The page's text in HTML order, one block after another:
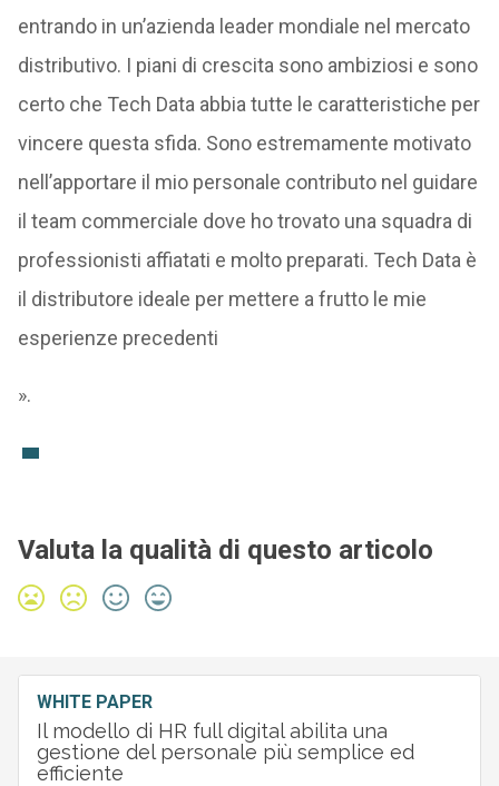
entrando in un’azienda leader mondiale nel mercato
distributivo. I piani di crescita sono ambiziosi e sono
certo che Tech Data abbia tutte le caratteristiche per
vincere questa sfida. Sono estremamente motivato
nell’apportare il mio personale contributo nel guidare
il team commerciale dove ho trovato una squadra di
professionisti affiatati e molto preparati. Tech Data è
il distributore ideale per mettere a frutto le mie
esperienze precedenti
».
Valuta la qualità di questo articolo
WHITE PAPER
Il modello di HR full digital abilita una
gestione del personale più semplice ed
efficiente